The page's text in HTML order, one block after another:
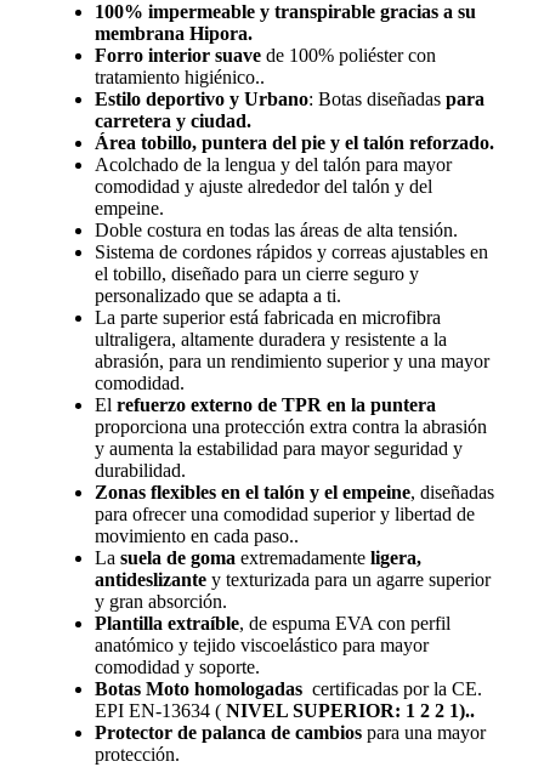
100% impermeable y transpirable gracias a su
membrana Hipora.
Forro interior suave de 100% poliéster con
tratamiento higiénico..
Estilo deportivo y Urbano: Botas diseñadas para
carretera y ciudad.
Área tobillo, puntera del pie y el talón reforzado.
Acolchado de la lengua y del talón para mayor
comodidad y ajuste alrededor del talón y del
empeine.
Doble costura en todas las áreas de alta tensión.
Sistema de cordones rápidos y correas ajustables en
el tobillo, diseñado para un cierre seguro y
personalizado que se adapta a ti.
La parte superior está fabricada en microfibra
ultraligera, altamente duradera y resistente a la
abrasión, para un rendimiento superior y una mayor
comodidad.
El refuerzo externo de TPR en la puntera
proporciona una protección extra contra la abrasión
y aumenta la estabilidad para mayor seguridad y
durabilidad.
Zonas flexibles en el talón y el empeine, diseñadas
para ofrecer una comodidad superior y libertad de
movimiento en cada paso..
La suela de goma extremadamente ligera,
antideslizante y texturizada para un agarre superior
y gran absorción.
Plantilla extraíble, de espuma EVA con perfil
anatómico y tejido viscoelástico para mayor
comodidad y soporte.
Botas Moto homologadas certificadas por la CE.
EPI EN-13634 ( NIVEL SUPERIOR: 1 2 2 1)..
Protector de palanca de cambios para una mayor
protección.